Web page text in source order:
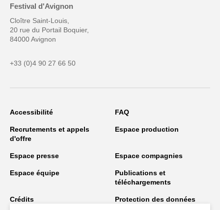
Festival d'Avignon
Cloître Saint-Louis,
20 rue du Portail Boquier,
84000 Avignon
+33 (0)4 90 27 66 50
Accessibilité FAQ
Recrutements et appels
d'offre
Espace production
Espace presse Espace compagnies
Espace équipe
Publications et
téléchargements
Crédits
Protection des données